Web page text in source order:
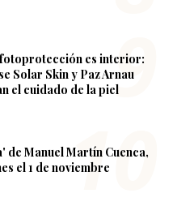
fotoprotección es interior:
Solar Skin y Paz Arnau
el cuidado de la piel
de Manuel Martín Cuenca,
el 1 de noviembre